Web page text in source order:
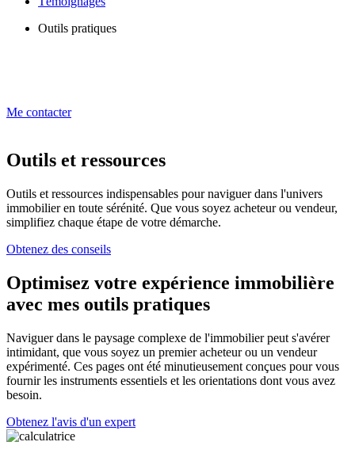
Outils pratiques
Me contacter
Outils et ressources
Outils et ressources indispensables pour naviguer dans l'univers
immobilier en toute sérénité. Que vous soyez acheteur ou vendeur,
simplifiez chaque étape de votre démarche.
Obtenez des conseils
Optimisez votre expérience immobilière
avec mes outils pratiques
Naviguer dans le paysage complexe de l'immobilier peut s'avérer
intimidant, que vous soyez un premier acheteur ou un vendeur
expérimenté. Ces pages ont été minutieusement conçues pour vous
fournir les instruments essentiels et les orientations dont vous avez
besoin.
Obtenez l'avis d'un expert